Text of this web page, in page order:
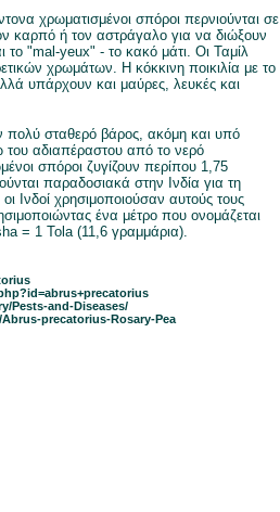
χρωματισμένοι σπόροι περνιούνται σε
καρπό ή τον αστράγαλο για να διώξουν
το "mal-yeux" - το κακό μάτι. Οι Ταμίλ
χρωμάτων. Η κόκκινη ποικιλία με το
υπάρχουν και μαύρες, λευκές και
πολύ σταθερό βάρος, ακόμη και υπό
του αδιαπέραστου από το νερό
σπόροι ζυγίζουν περίπου 1,75
παραδοσιακά στην Ινδία για τη
Ινδοί χρησιμοποιούσαν αυτούς τους
ένα μέτρο που ονομάζεται
= 1 Tola (11,6 γραμμάρια).
Pests-and-Diseases/
precatorius-Rosary-Pea